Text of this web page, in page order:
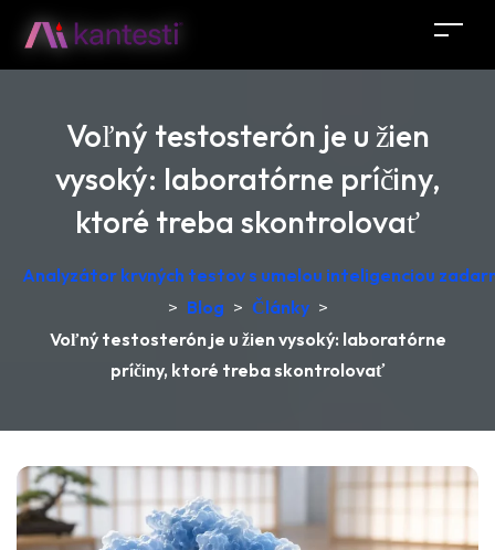
Voľný testosterón je u žien
vysoký: laboratórne príčiny,
ktoré treba skontrolovať
Analyzátor krvných testov s umelou inteligenciou
> Blog > Články >
Voľný testosterón je u žien vysoký: laboratórne
príčiny, ktoré treba skontrolovať